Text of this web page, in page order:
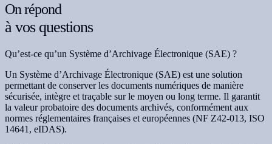
On répond
à vos questions
Qu’est-ce qu’un Système d’Archivage Électronique (SAE) ?
Un Système d’Archivage Électronique (SAE) est une solution
permettant de conserver les documents numériques de manière
sécurisée, intègre et traçable sur le moyen ou long terme. Il garantit
la valeur probatoire des documents archivés, conformément aux
normes réglementaires françaises et européennes (NF Z42-013, ISO
14641, eIDAS).